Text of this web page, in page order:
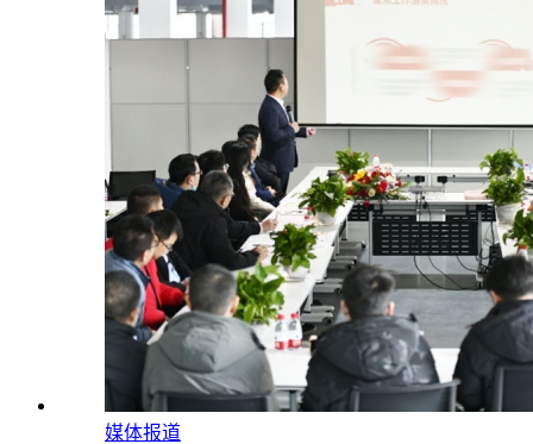
媒体报道